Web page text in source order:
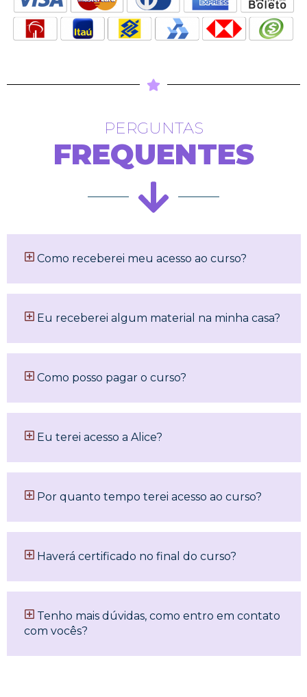
PERGUNTAS
FREQUENTES
Como receberei meu acesso ao curso?
Eu receberei algum material na minha casa?
Como posso pagar o curso?
Eu terei acesso a Alice?
Por quanto tempo terei acesso ao curso?
Haverá certificado no final do curso?
Tenho mais dúvidas, como entro em contato
com vocês?